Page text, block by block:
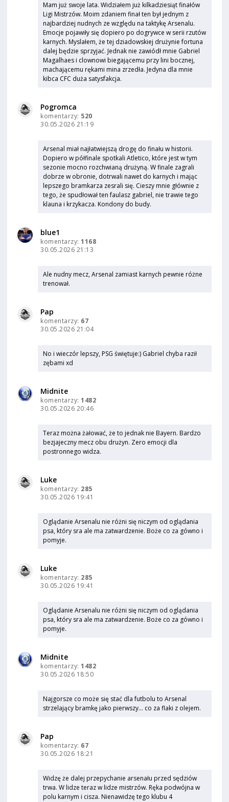
Mam już swoje lata. Widziałem już kilkadziesiąt finałów
Ligi Mistrzów. Moim zdaniem finał ten był jednym z
najbardziej nudnych ze względu na taktykę Arsenalu.
Emocje pojawiły się dopiero po dogrywce w serii rzutów
karnych. Myslałem, że tej dziadowskiej drużynie fortuna
dalej będzie sprzyjać. Jednak nie zawiódł mnie Gabriel
Magalhaes i clownowi biegającemu przy lini bocznej,
machającemu rękami mina zrzedła. Jedyna dla mnie
kibca CFC duża satysfakcja.
Pogromca
komentarzy: 520
30.05.2026 21:19
Arsenal miał najłatwiejszą drogę do finału w historii.
Dopiero w półfinale spotkali Atletico, które jest w tym
sezonie mocno rozchwianą drużyną. W finale zagrali
dobrze w obronie, dotrwali nawet do karnych i mając
lepszego bramkarza zesrali się. Cieszy mnie głównie z
tego, że spudłował ten faulasz gabriel, nie trawie tego
klauna i krzykacza. Kondony do budy.
blue1
komentarzy:1168
30.05.2026 21:13
Ale nudny mecz, Arsenal zamiast karnych pewnie różne
trenował.
Pap
komentarzy: 67
30.05.2026 21:04
No i wieczór lepszy, PSG świętuje:) Gabriel chyba raził
zębami xd
Midnite
komentarzy:1482
30.05.2026 20:46
Teraz można żałować, że to jednak nie Bayern. Bardzo
bezjajeczny mecz obu drużyn. Zero emocji dla
postronnego widza.
Luke
komentarzy: 285
30.05.2026 19:41
Oglądanie Arsenalu nie różni się niczym od oglądania
psa, który sra ale ma zatwardzenie. Boże co za gówno i
pomyje.
Luke
komentarzy: 285
30.05.2026 19:41
Oglądanie Arsenalu nie różni się niczym od oglądania
psa, który sra ale ma zatwardzenie. Boże co za gówno i
pomyje.
Midnite
komentarzy:1482
30.05.2026 18:50
Najgorsze co może się stać dla futbolu to Arsenal
strzelający bramkę jako pierwszy... co za flaki z olejem.
Pap
komentarzy: 67
30.05.2026 18:21
Widzę że dalej przepychanie arsenału przed sędziów
trwa. W lidze teraz w lidze mistrzów. Ręka podwójna w
polu karnym i cisza. Nienawidzę tego klubu 4